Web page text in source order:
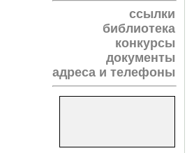
ссылки
библиотека
конкурсы
документы
адреса и телефоны